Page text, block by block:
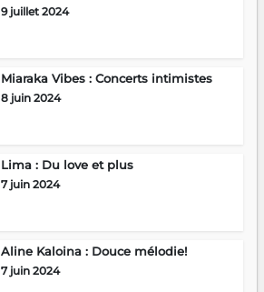
9 juillet 2024
Miaraka Vibes : Concerts intimistes
8 juin 2024
Lima : Du love et plus
7 juin 2024
Aline Kaloina : Douce mélodie!
7 juin 2024